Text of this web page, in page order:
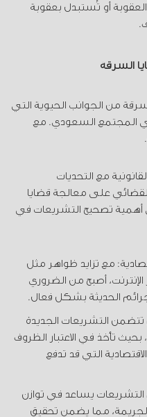
أو تُستبدل بعقوبة
السرقة
من الجوانب الحيوية التي
المجتمع السعودي. مع
مع التحديات
على معالجة قضايا
تصحيح التشريعات في
مع تزايد ظواهر مثل
الإنترنت، أصبح من الضروري
الحديثة بشكل فعال.
تتضمن التشريعات الجديدة
تأخذ في الاعتبار الظروف
التي قد تدفع
التشريعات يساعد في توازن
مما يضمن تحقيق